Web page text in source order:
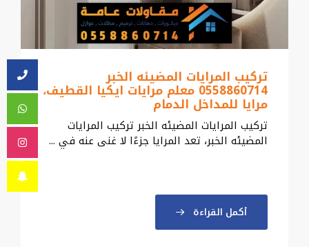
تركيب المرايات المضيئه الخبر
0558860714 معلم مرايات ايكيا القطيف،
مرايا للمداخل الدمام
تركيب المرايات المضيئه الخبر تركيب المرايات
المضيئه الخبر، تعد المرايا جزءًا لا غنى عنه في ...
أكمل القراءة